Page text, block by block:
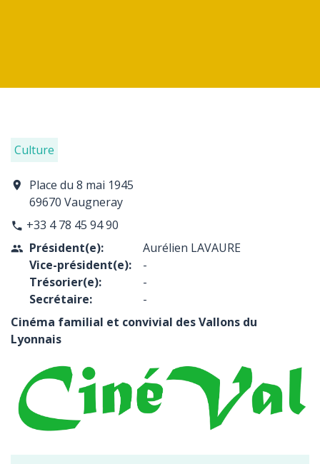
Culture
location_on
Place du 8 mai 1945
69670 Vaugneray
phone +33 4 78 45 94 90
people Président(e):
Vice-président(e):
Trésorier(e):
Secrétaire:
Aurélien LAVAURE
-
-
-
Cinéma familial et convivial des Vallons du
Lyonnais